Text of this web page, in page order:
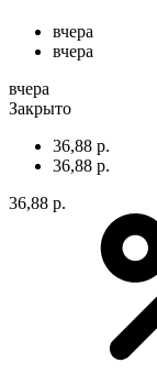
вчера
вчера
вчера
Закрыто
36,88 р.
36,88 р.
36,88 р.